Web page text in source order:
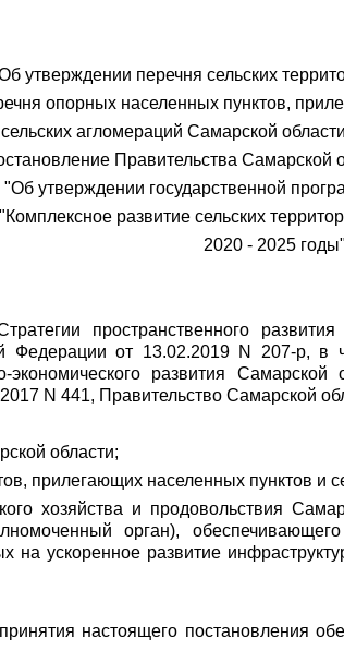
утверждении перечня сельских
опорных населенных пунктов,
агломераций Самарской
Правительства Самарской
"Об утверждении государственной
"Комплексное развитие сельских
2020 - 2025 годы"
пространственного
Федерации от 13.02.2019 N 207-р, в
развития
N 441, Правительство
области;
прилегающих населенных пунктов и
хозяйства и продовольствия
орган),
на ускоренное развитие
настоящего постановления